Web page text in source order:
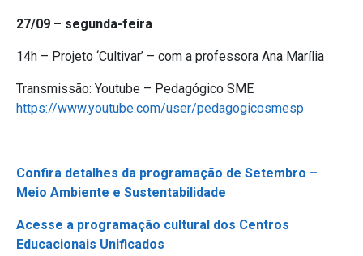
27/09 – segunda-feira
14h – Projeto ‘Cultivar’ – com a professora Ana Marília
Transmissão: Youtube – Pedagógico SME
https://www.youtube.com/user/pedagogicosmesp
Confira detalhes da programação de Setembro –
Meio Ambiente e Sustentabilidade
Acesse a programação cultural dos Centros
Educacionais Unificados